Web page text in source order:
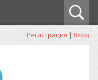
Регистрация | Вход